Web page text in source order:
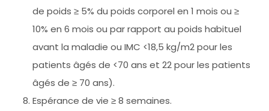
de poids ≥ 5% du poids corporel en 1 mois ou ≥
10% en 6 mois ou par rapport au poids habituel
avant la maladie ou IMC <18,5 kg/m2 pour les
patients âgés de <70 ans et 22 pour les patients
âgés de ≥ 70 ans).
Espérance de vie ≥ 8 semaines.